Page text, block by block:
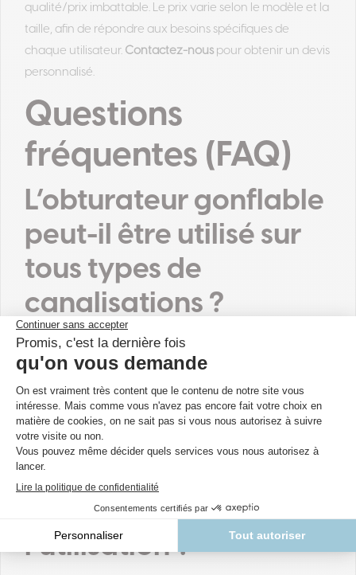
qualité/prix imbattable. Le prix varie selon le modèle et la
taille, afin de répondre aux besoins spécifiques de
chaque utilisateur. Contactez-nous pour obtenir un devis
personnalisé.
Questions
fréquentes (FAQ)
L’obturateur gonflable
peut-il être utilisé sur
tous types de
canalisations ?
Oui, notre obturateur gonflable est compatible avec la
plupart descanalisations d’assainissement
correspond à la taille de l’obturateur.
Quelle pression de
gonflage est
nécessaire pour
l’utilisation ?